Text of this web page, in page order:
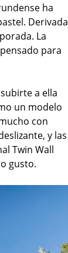
ha
Derivada
La
para
a ella
un modelo
con
y las
Twin Wall
gusto.